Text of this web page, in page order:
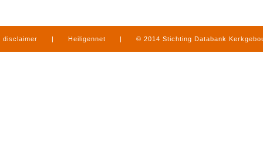
disclaimer | Heiligennet | © 2014 Stichting Databank